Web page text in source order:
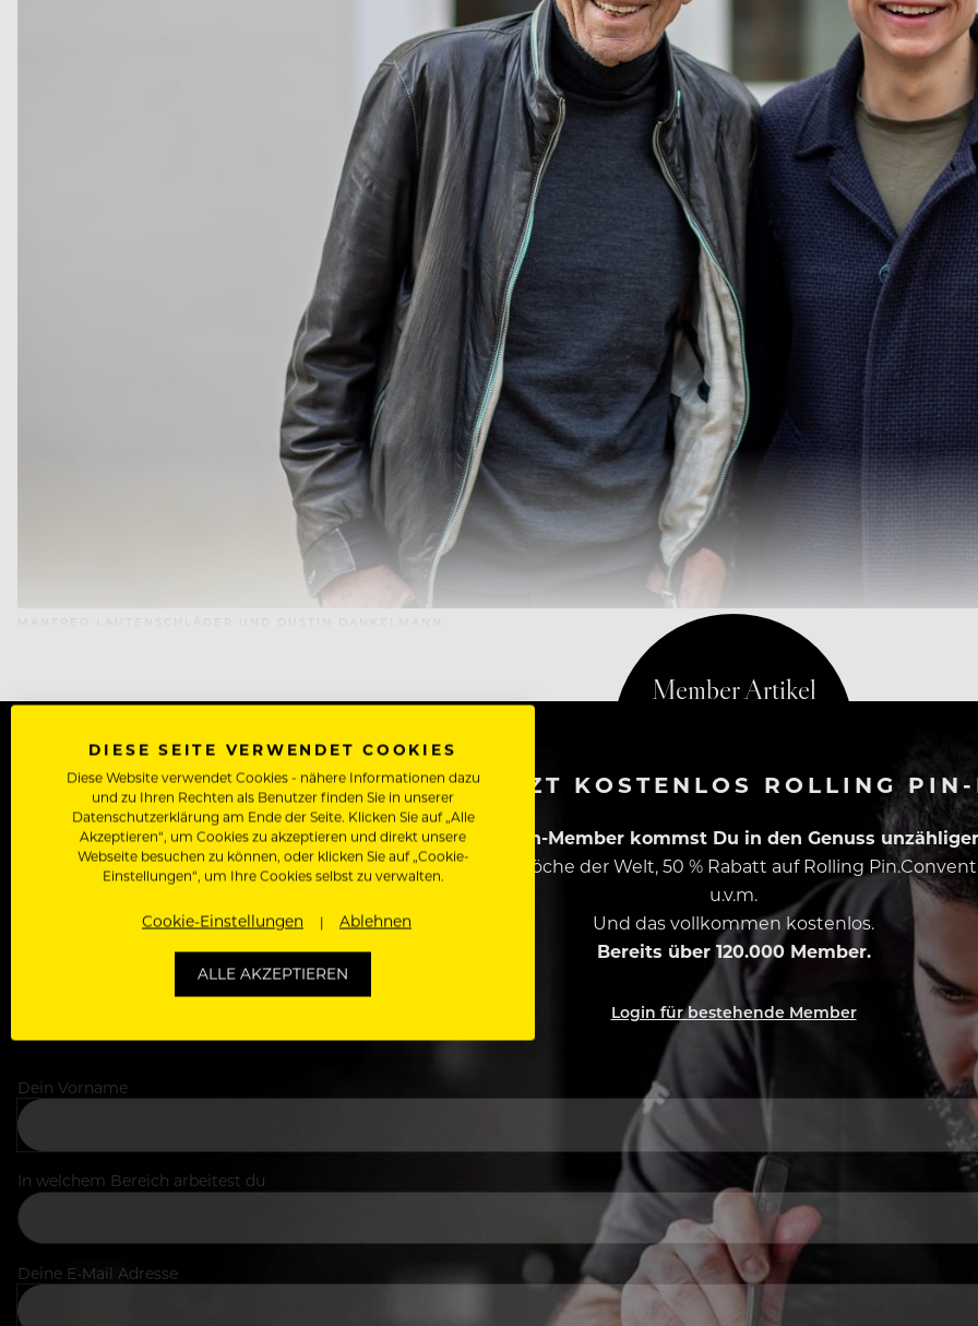
WERDE JETZT KOSTENLOS ROLLING PIN-
Als Rolling Pin-Member kommst Du in den Genuss
Zugriff auf alle Artikel, Videos & Masterclasses der besten Köche der Welt, 50 % Rabatt auf Rolling
u.v.m.
Und das vollkommen kostenlos.
Bereits über 120.000 Member.
Login für bestehende Member
Dein Vorname
In welchem Bereich arbeitest du
Deine E-Mail Adresse
DIESE SEITE VERWENDET COOKIES
Diese Website verwendet Cookies - nähere Informationen dazu
und zu Ihren Rechten als Benutzer finden Sie in unserer
Datenschutzerklärung am Ende der Seite. Klicken Sie auf „Alle
Akzeptieren“, um Cookies zu akzeptieren und direkt unsere
Webseite besuchen zu können, oder klicken Sie auf „Cookie-
Einstellungen“, um Ihre Cookies selbst zu verwalten.
Cookie-Einstellungen Ablehnen
ALLE AKZEPTIEREN